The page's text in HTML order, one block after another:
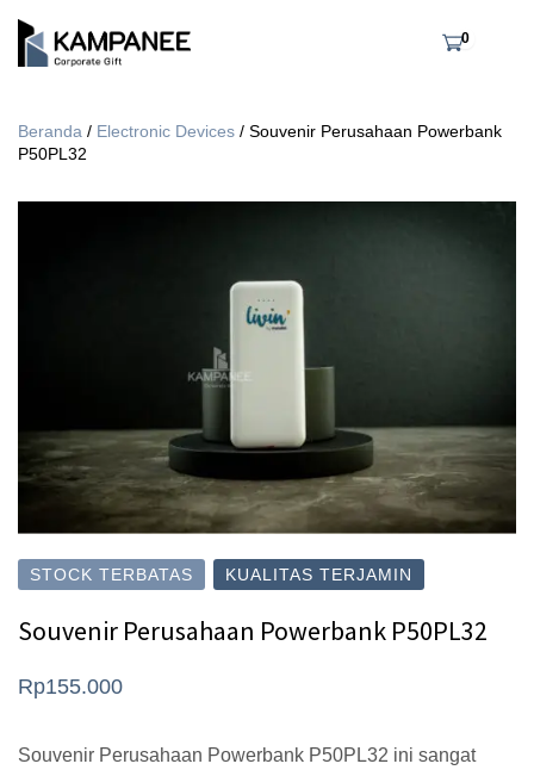
0
Beranda / Electronic Devices / Souvenir Perusahaan Powerbank
P50PL32
STOCK TERBATAS KUALITAS TERJAMIN
Souvenir Perusahaan Powerbank P50PL32
Rp155.000
Souvenir Perusahaan Powerbank P50PL32 ini sangat